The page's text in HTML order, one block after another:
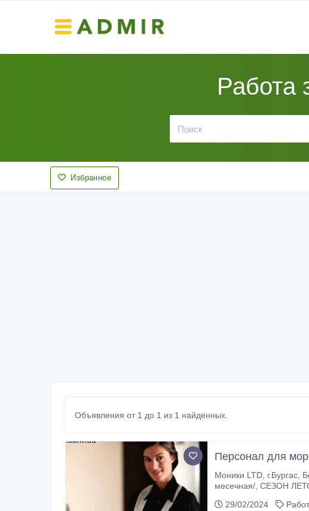
Работа
Избранное
Объявления от 1 до 1 из 1 найденных.
Персонал для
Moники LTD, г.Бургас, Болгария, лицензованная
месечная/, СЕЗОН ЛЕТО 2024, на работу в Болгарии, Южное побережие Черного моря. Трудоустройство официальное, с
29/02/2024